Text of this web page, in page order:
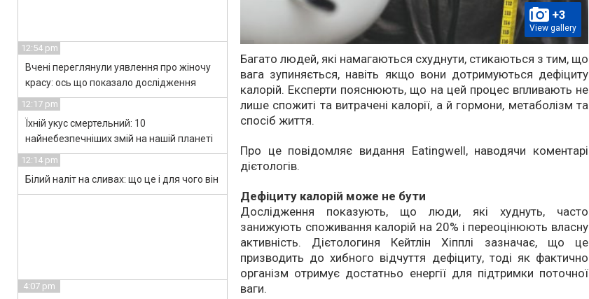
+3
View gallery
Багато людей, які намагаються схуднути, стикаються з тим, що
вага зупиняється, навіть якщо вони дотримуються дефіциту
калорій. Експерти пояснюють, що на цей процес впливають не
лише спожиті та витрачені калорії, а й гормони, метаболізм та
спосіб життя.
Про це повідомляє видання Eatingwell, наводячи коментарі
дієтологів.
Дефіциту калорій може не бути
Дослідження показують, що люди, які худнуть, часто
занижують споживання калорій на 20% і переоцінюють власну
активність. Дієтологиня Кейтлін Хіпплі зазначає, що це
призводить до хибного відчуття дефіциту, тоді як фактично
організм отримує достатньо енергії для підтримки поточної
ваги.
12:54 pm
Вчені переглянули уявлення про жіночу
красу: ось що показало дослідження
12:17 pm
Їхній укус смертельний: 10
найнебезпечніших змій на нашій планеті
12:14 pm
Білий наліт на сливах: що це і для чого він
4:07 pm